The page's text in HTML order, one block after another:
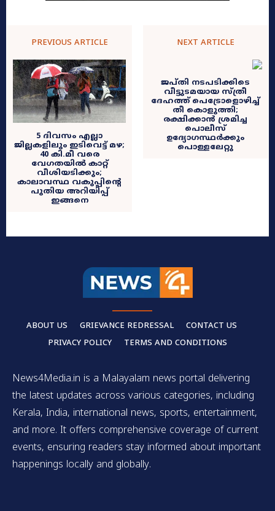
PREVIOUS ARTICLE
5 ദിവസം എല്ലാ
ജില്ലകളിലും ഇടിവെട്ട് മഴ;
40 കി.മീ വരെ
വേഗതയിൽ കാറ്റ്
വീശിയടിക്കും;
കാലാവസ്ഥ വകുപ്പിന്റെ
പുതിയ അറിയിപ്പ്
ഇങ്ങനെ
NEXT ARTICLE
ജപ്തി നടപടിക്കിടെ
വീട്ടുടമയായ സ്ത്രീ
ദേഹത്ത് പെട്രോളൊഴിച്ച്
തീ കൊളുത്തി;
രക്ഷിക്കാൻ ശ്രമിച്ച
പൊലീസ്
ഉദ്യോഗസ്ഥർക്കും
പൊള്ളലേറ്റു
ABOUT US GRIEVANCE REDRESSAL
CONTACT US
PRIVACY POLICY
TERMS AND CONDITIONS
News4Media.in is a Malayalam news portal delivering
the latest updates across various categories, including
Kerala, India, international news, sports, entertainment,
and more. It offers comprehensive coverage of current
events, ensuring readers stay informed about important
happenings locally and globally.